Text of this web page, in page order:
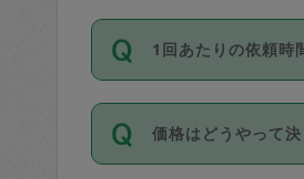
1回あたりの依頼時
依頼1回につき3時
い。機能をご利用
が必要です。なお
価格はどうやって